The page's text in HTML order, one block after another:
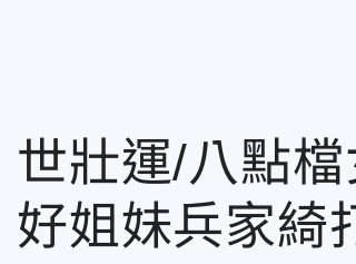
世壯運/八點
好姐妹兵家綺